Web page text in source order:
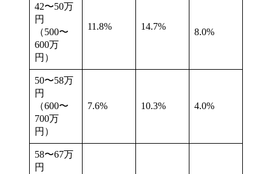
42〜50万
円
（500〜
600万
円）
11.8% 14.7%
8.0%
50〜58万
円
（600〜
700万
円）
7.6% 10.3% 4.0%
58〜67万
円